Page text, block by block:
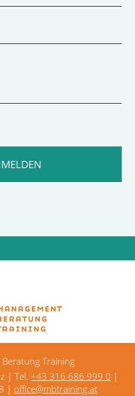
Training
| Tel. +43 316 686 999 0 |
| office@mbtraining.at